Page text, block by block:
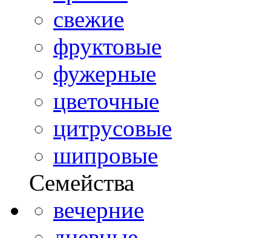
свежие
фруктовые
фужерные
цветочные
цитрусовые
шипровые
Семейства
вечерние